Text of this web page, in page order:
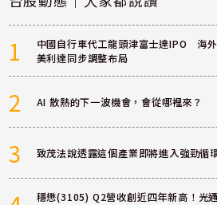
1
中國自行車代工龍頭津富士達IPO 海
美利達同步調整布局
2 AI 散熱的下一波機會，會從哪裡來？
3 致茂法說透露這個產業即將進入強勁循
穩懋(3105) Q2營收創近四年新高！光